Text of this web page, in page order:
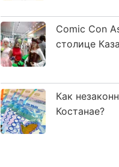
Comic Con
столице
Как
Костанае?